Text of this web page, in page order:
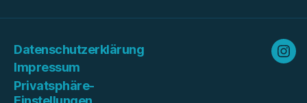
Datenschutzerklärung
Impressum
Privatsphäre-